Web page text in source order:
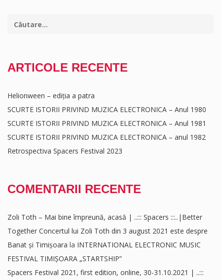
ARTICOLE RECENTE
Helionween – ediția a patra
SCURTE ISTORII PRIVIND MUZICA ELECTRONICA – Anul 1980
SCURTE ISTORII PRIVIND MUZICA ELECTRONICA – Anul 1981
SCURTE ISTORII PRIVIND MUZICA ELECTRONICA – anul 1982
Retrospectiva Spacers Festival 2023
COMENTARII RECENTE
Zoli Toth – Mai bine împreună, acasă | ..::: Spacers :::..|Better
Together Concertul lui Zoli Toth din 3 august 2021 este despre
Banat și Timișoara la INTERNATIONAL ELECTRONIC MUSIC
FESTIVAL TIMIȘOARA „STARTSHIP”
Spacers Festival 2021, first edition, online, 30-31.10.2021 | ..:::